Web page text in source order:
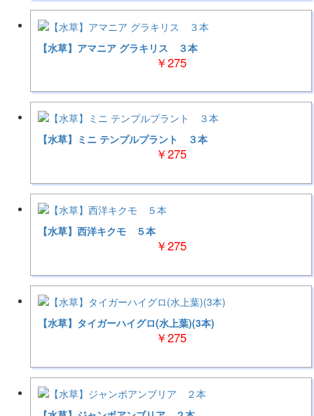
【水草】アマニア グラキリス ３本
￥275
【水草】ミニ テンプルプラント ３本
￥275
【水草】西洋キクモ ５本
￥275
【水草】タイガーハイグロ(水上葉)(3本)
￥275